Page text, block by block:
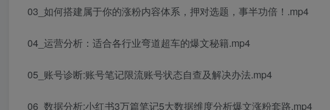
03_如何搭建属于你的涨粉内容体系，押对选题，事半功倍！.mp4
04_运营分析：适合各行业弯道超车的爆文秘籍.mp4
05_账号诊断:账号笔记限流账号状态自查及解决办法.mp4
06_数据分析:小红书3万篇笔记5大数据维度分析爆文涨粉套路.mp4